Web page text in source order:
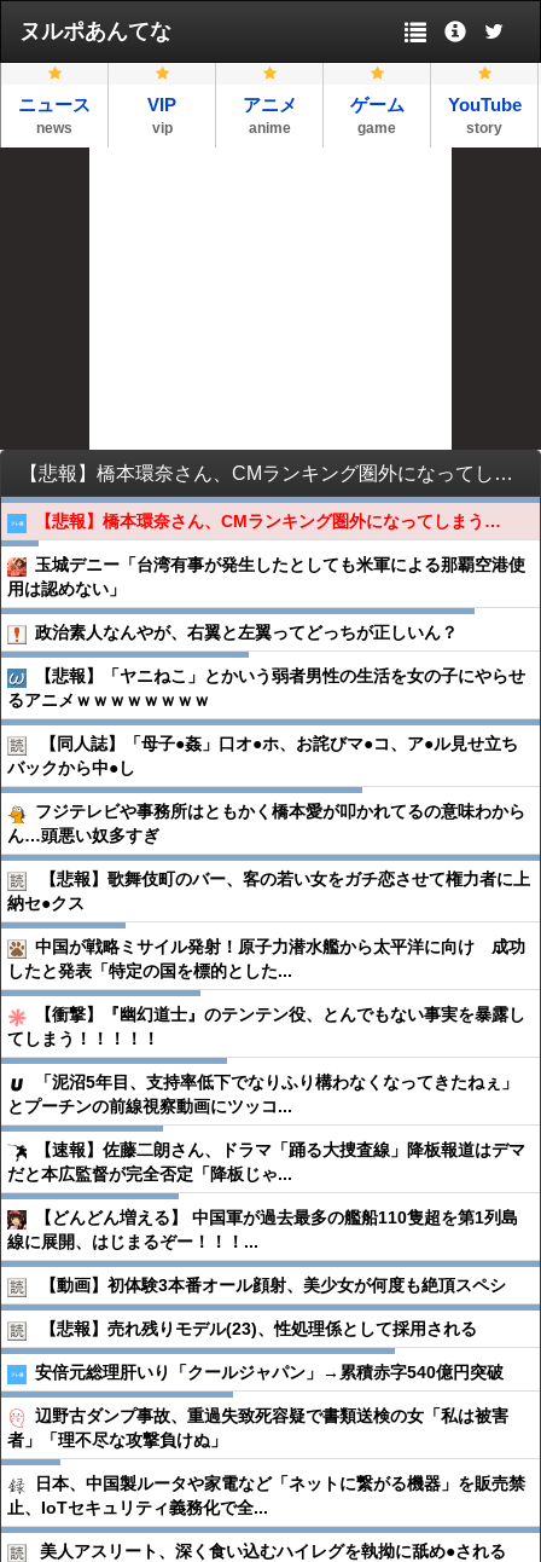
ヌルポあんてな
ニュース
news
VIP
vip
アニメ
anime
ゲーム
game
YouTube
story
【悲報】橋本環奈さん、CMランキング圏外になってしまう…
【悲報】橋本環奈さん、CMランキング圏外になってしまう…
玉城デニー「台湾有事が発生したとしても米軍による那覇空港使
用は認めない」
政治素人なんやが、右翼と左翼ってどっちが正しいん？
【悲報】「ヤニねこ」とかいう弱者男性の生活を女の子にやらせ
るアニメｗｗｗｗｗｗｗｗ
【同人誌】「母子●︎姦」口オ●︎ホ、お詫びマ●︎コ、ア●︎ル見せ立ち
バックから中●︎し
フジテレビや事務所はともかく橋本愛が叩かれてるの意味わから
ん…頭悪い奴多すぎ
【悲報】歌舞伎町のバー、客の若い女をガチ恋させて権力者に上
納セ●︎クス
中国が戦略ミサイル発射！原子力潜水艦から太平洋に向け 成功
したと発表「特定の国を標的とした...
【衝撃】『幽幻道士』のテンテン役、とんでもない事実を暴露し
てしまう！！！！！
「泥沼5年目、支持率低下でなりふり構わなくなってきたねぇ」
とプーチンの前線視察動画にツッコ...
【速報】佐藤二朗さん、ドラマ「踊る大捜査線」降板報道はデマ
だと本広監督が完全否定「降板じゃ...
【どんどん増える】 中国軍が過去最多の艦船110隻超を第1列島
線に展開、はじまるぞー！！！...
【動画】初体験3本番オール顔射、美少女が何度も絶頂スペシ
【悲報】売れ残りモデル(23)、性処理係として採用される
安倍元総理肝いり「クールジャパン」→累積赤字540億円突破
辺野古ダンプ事故、重過失致死容疑で書類送検の女「私は被害
者」「理不尽な攻撃負けぬ」
日本、中国製ルータや家電など「ネットに繋がる機器」を販売禁
止、IoTセキュリティ義務化で全...
美人アスリート、深く食い込むハイレグを執拗に舐め●︎される